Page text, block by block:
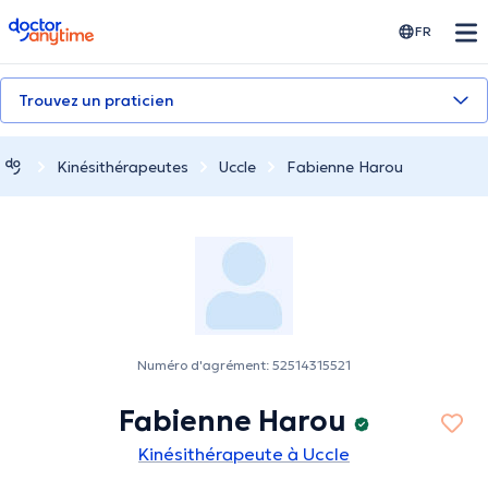
doctoranytime FR
Trouvez un praticien
Kinésithérapeutes Uccle Fabienne Harou
Numéro d'agrément: 52514315521
Fabienne Harou
Kinésithérapeute à Uccle